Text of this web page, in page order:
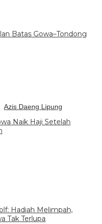
Batas Gowa–Tondong
Azis Daeng Lipung
Naik Haji Setelah
Hadiah Melimpah,
Tak Terlupa